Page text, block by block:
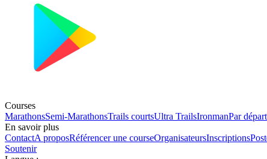
Courses
MarathonsSemi-MarathonsTrails courtsUltra TrailsIronmanPar
En savoir plus
ContactA proposRéférencer une courseOrganisateursInscriptions
Soutenir